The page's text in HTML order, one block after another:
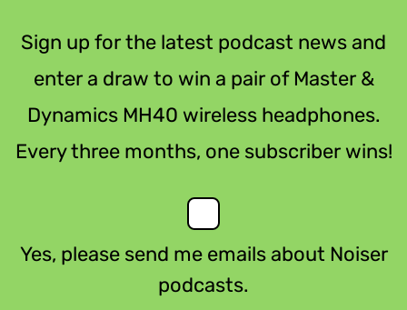
Sign up for the latest podcast news and
enter a draw to win a pair of Master &
Dynamics MH40 wireless headphones.
Every three months, one subscriber wins!
Yes, please send me emails about Noiser
podcasts.